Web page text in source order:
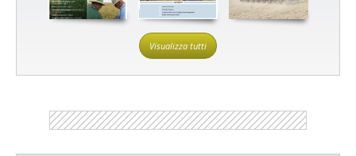
Visualizza tutti